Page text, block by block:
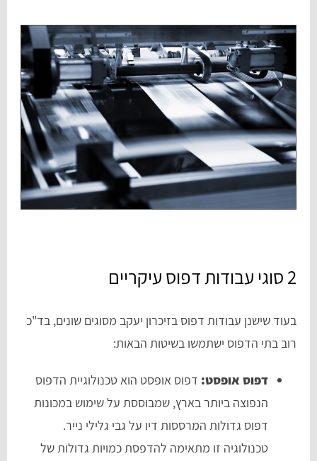
2 סוגי עבודות דפוס עיקריים
בעוד שישנן עבודות דפוס בזיכרון יעקב מסוגים שונים, בד"כ
רוב בתי הדפוס ישתמשו בשיטות הבאות:
דפוס אופסט: דפוס אופסט הוא טכנולוגיית הדפוס
הנפוצה ביותר בארץ, שמבוססת על שימוש במכונות
דפוס גדולות המרססות דיו על גבי גלילי נייר.
טכנולוגיה זו מתאימה להדפסת כמויות גדולות של